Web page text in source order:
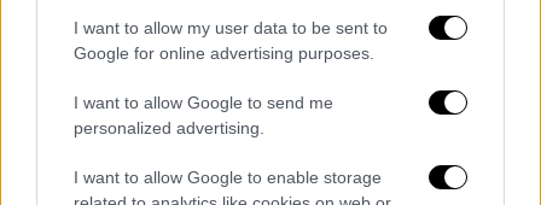
I want to allow my user data to be sent to
Google for online advertising purposes.
I want to allow Google to send me
personalized advertising.
I want to allow Google to enable storage